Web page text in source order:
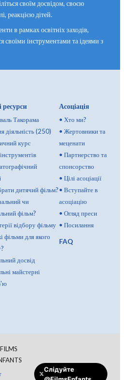
своїм досвідом, своєю
реакцією дітей.
в рамках освітніх заходів,
своїми інструментами та ідеями з
ресурси
Такорама
діяльність (250)
курс
дитячий фільм?
чи
фільм?
відбору фільму
фільми для якого
досвід
майстерні
Асоціація
• Хто ми?
•Жертовники та
меценати
•Партнерство та
спонсорство
•Цілі асоціації
•Вступайте в
асоціацію
•Огляд преси
•Посилання
FAQ
FILMS
Слідуйте